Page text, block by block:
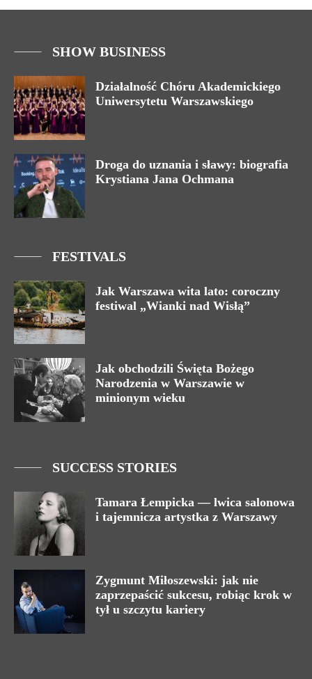
SHOW BUSINESS
Działalność Chóru Akademickiego
Uniwersytetu Warszawskiego
Droga do uznania i sławy: biografia
Krystiana Jana Ochmana
FESTIVALS
Jak Warszawa wita lato: coroczny
festiwal „Wianki nad Wisłą”
Jak obchodzili Święta Bożego
Narodzenia w Warszawie w
minionym wieku
SUCCESS STORIES
Tamara Łempicka — lwica salonowa
i tajemnicza artystka z Warszawy
Zygmunt Miłoszewski: jak nie
zaprzepaścić sukcesu, robiąc krok w
tył u szczytu kariery